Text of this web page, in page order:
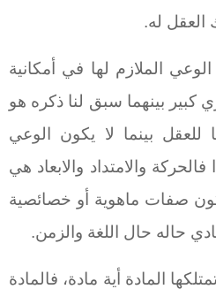
العقل له.
الملازم لها في أمكانية
كبير بينهما سبق لنا ذكره هو
للعقل بينما لا يكون الوعي
والامتداد والابعاد هي
صفات ماهوية أو خصائصية
حاله حال اللغة والزمن.
المادة أية مادة، فالمادة